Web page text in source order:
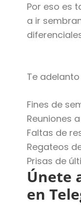
Por eso es
a ir
Te
Fines de
Reuniones
Faltas de
Regateos
Prisas de
Únete
en